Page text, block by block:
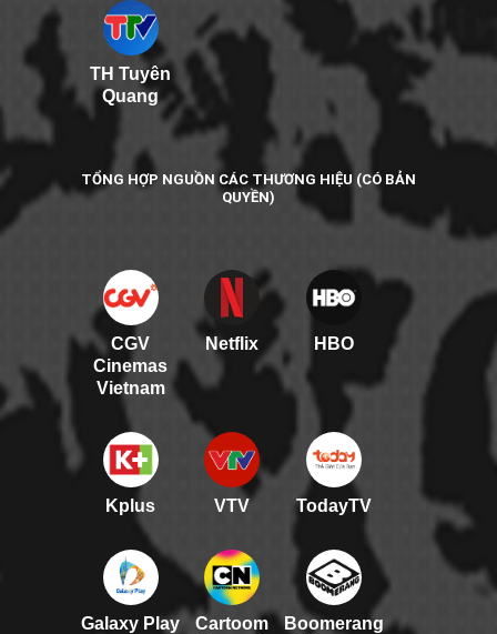
TH Tuyên
Quang
TỔNG HỢP NGUỒN CÁC THƯƠNG HIỆU (CÓ BẢN
QUYỀN)
CGV
Cinemas
Vietnam
Netflix HBO
Kplus VTV TodayTV
Galaxy Play
Cartoom
Boomerang